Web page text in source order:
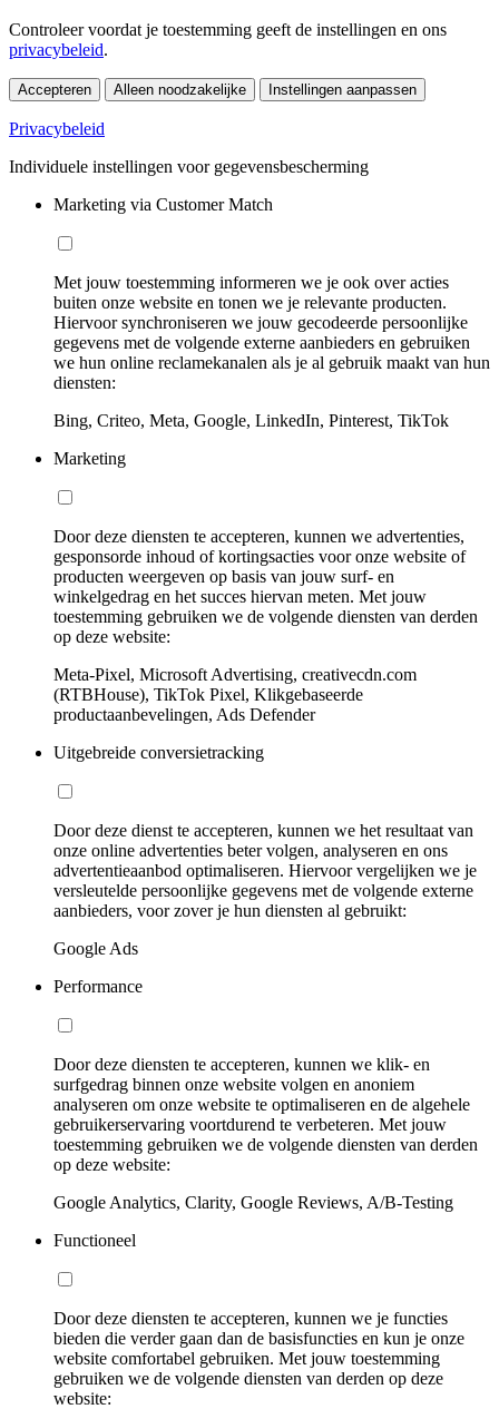
Controleer voordat je toestemming geeft de instellingen en ons
privacybeleid.
Accepteren Alleen noodzakelijke Instellingen aanpassen
Privacybeleid
Individuele instellingen voor gegevensbescherming
Marketing via Customer Match
Met jouw toestemming informeren we je ook over acties
buiten onze website en tonen we je relevante producten.
Hiervoor synchroniseren we jouw gecodeerde persoonlijke
gegevens met de volgende externe aanbieders en gebruiken
we hun online reclamekanalen als je al gebruik maakt van hun
diensten:
Bing, Criteo, Meta, Google, LinkedIn, Pinterest, TikTok
Marketing
Door deze diensten te accepteren, kunnen we advertenties,
gesponsorde inhoud of kortingsacties voor onze website of
producten weergeven op basis van jouw surf- en
winkelgedrag en het succes hiervan meten. Met jouw
toestemming gebruiken we de volgende diensten van derden
op deze website:
Meta-Pixel, Microsoft Advertising, creativecdn.com
(RTBHouse), TikTok Pixel, Klikgebaseerde
productaanbevelingen, Ads Defender
Uitgebreide conversietracking
Door deze dienst te accepteren, kunnen we het resultaat van
onze online advertenties beter volgen, analyseren en ons
advertentieaanbod optimaliseren. Hiervoor vergelijken we je
versleutelde persoonlijke gegevens met de volgende externe
aanbieders, voor zover je hun diensten al gebruikt:
Google Ads
Performance
Door deze diensten te accepteren, kunnen we klik- en
surfgedrag binnen onze website volgen en anoniem
analyseren om onze website te optimaliseren en de algehele
gebruikerservaring voortdurend te verbeteren. Met jouw
toestemming gebruiken we de volgende diensten van derden
op deze website:
Google Analytics, Clarity, Google Reviews, A/B-Testing
Functioneel
Door deze diensten te accepteren, kunnen we je functies
bieden die verder gaan dan de basisfuncties en kun je onze
website comfortabel gebruiken. Met jouw toestemming
gebruiken we de volgende diensten van derden op deze
website: